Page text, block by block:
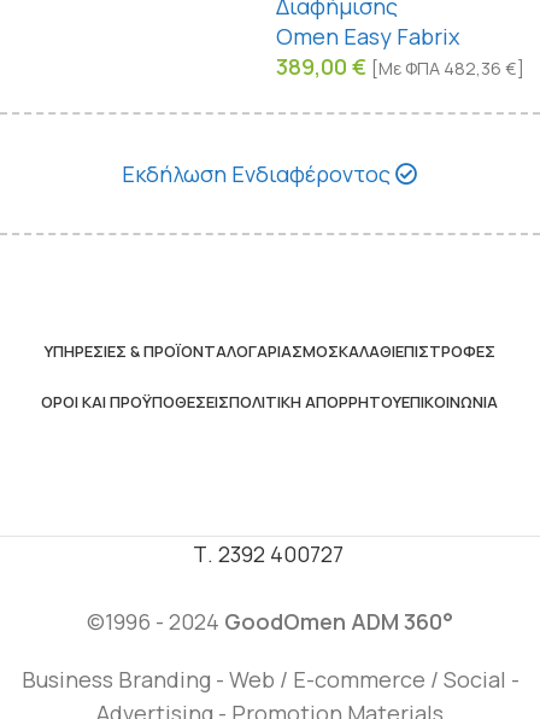
Διαφήμισης
Omen Easy Fabrix
389,00 € [Με ΦΠΑ 482,36 €]
Εκδήλωση Ενδιαφέροντος
ΥΠΗΡΕΣΊΕΣ & ΠΡΟΪΌΝΤΑΛΟΓΑΡΙΑΣΜΌΣΚΑΛΆΘΙΕΠΙΣΤΡΟΦΈΣ
ΌΡΟΙ ΚΑΙ ΠΡΟΫΠΟΘΈΣΕΙΣΠΟΛΙΤΙΚΉ ΑΠΟΡΡΉΤΟΥΕΠΙΚΟΙΝΩΝΊΑ
Τ. 2392 400727
©1996 - 2024 GoodOmen ADM 360°
Business Branding - Web / E-commerce / Social -
Advertising - Promotion Materials